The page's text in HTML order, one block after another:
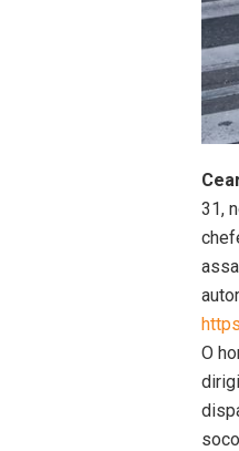
31,
O